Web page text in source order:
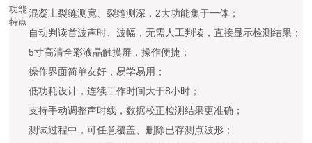
功能
特点
混凝土裂缝测宽、裂缝测深，2大功能集于一体；
自动判读首波声时、波幅，无需人工判读，直接显示检测结果；
5寸高清全彩液晶触摸屏，操作便捷；
操作界面简单友好，易学易用；
低功耗设计，连续工作时间大于8小时；
支持手动调整声时线，数据校正检测结果更准确；
测试过程中，可任意覆盖、删除已存测点波形；